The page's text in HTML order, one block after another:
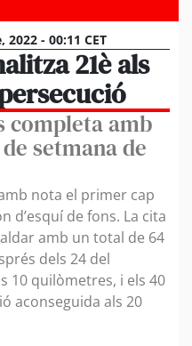
- 00:11 CET
21è als
completa amb
setmana de
nota el primer cap
d’esquí de fons. La cita
amb un total de 64
dels 24 del
10 quilòmetres, i els 40
aconseguida als 20